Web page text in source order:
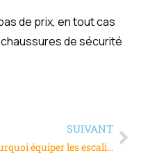
de prix, en tout cas
chaussures de sécurité
SUIVANT
Pourquoi équiper les escaliers de clous podotactiles ?